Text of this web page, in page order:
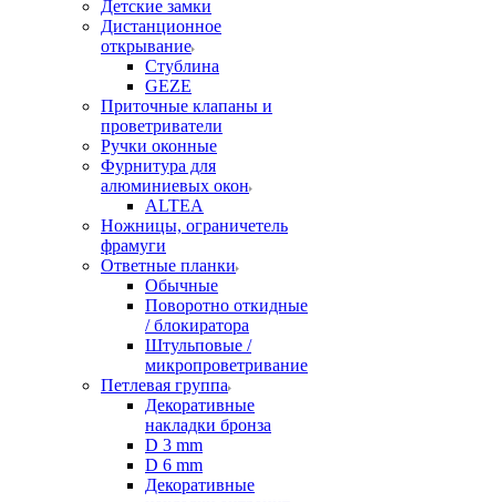
Детские замки
Дистанционное
открывание
Стублина
GEZE
Приточные клапаны и
проветриватели
Ручки оконные
Фурнитура для
алюминиевых окон
ALTEA
Ножницы, ограничетель
фрамуги
Ответные планки
Обычные
Поворотно откидные
/ блокиратора
Штульповые /
микропроветривание
Петлевая группа
Декоративные
накладки бронза
D 3 mm
D 6 mm
Декоративные